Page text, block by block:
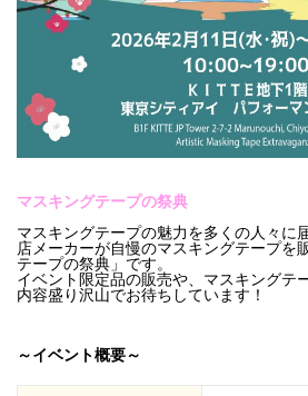
マスキングテープの祭典
マスキングテープの魅力を多くの人々に
店メーカーが自慢のマスキングテープを
テープの祭典」です。
イベント限定品の販売や、マスキングテ
内容盛り沢山でお待ちしています！
～イベント概要～